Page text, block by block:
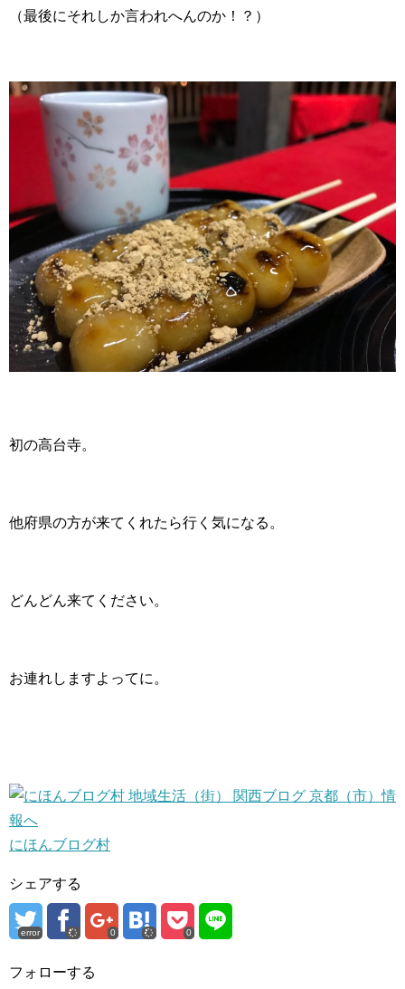
（最後にそれしか言われへんのか！？）
初の高台寺。
他府県の方が来てくれたら行く気になる。
どんどん来てください。
お連れしますよってに。
にほんブログ村
シェアする
error 0 0
フォローする